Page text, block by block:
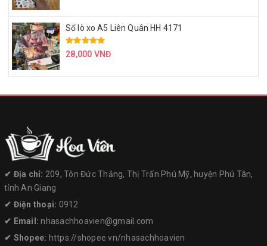
Sổ lò xo A5 Liên Quân HH 4171
28,000 VNĐ
✔︎ Địa chỉ: 209, Tôn Đức Thắng, Thị Trấn Phú Mỹ, huyện Phú Tân,
tỉnh An Giang
✔︎ Điện thoại: 0912
✔︎ Email:nhasachhoavien@gmail.com
✔︎ Shopee: https://shopee.vn/nhasachhoavien